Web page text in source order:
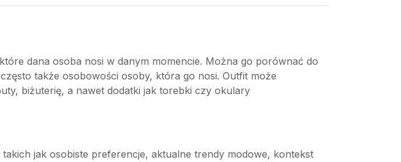
dana osoba nosi w danym momencie. Można go porównać do
także osobowości osoby, która go nosi. Outfit może
biżuterię, a nawet dodatki jak torebki czy okulary
jak osobiste preferencje, aktualne trendy modowe, kontekst